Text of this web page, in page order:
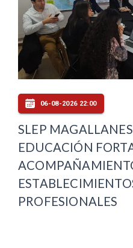
06-08-2026 22:00
SLEP
EDUCACIÓN
PROFESIONALES